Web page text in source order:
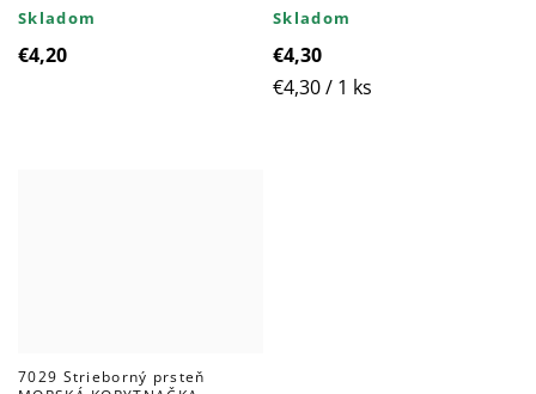
Skladom
€4,20
Skladom
€4,30
Jednotková
€4,30 / 1 ks
7029 Strieborný prsteň